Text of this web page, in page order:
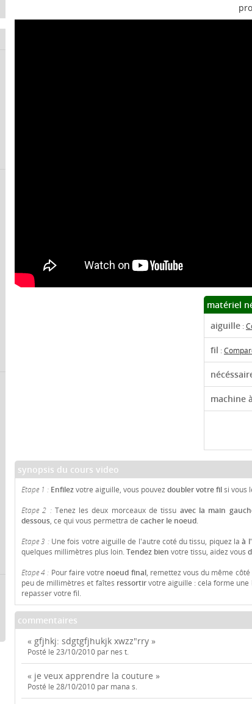
matériel
aiguille :
fil :
machine
synopsis du cours video
Etape 1 : Enfilezvotre aiguille, vous pouvez doubler votre filsi vous
Etape 2 :Tenez les deux morceaux de tissu avec la main
dessous, ce qui vous permettra de cacher le noeud.
Etape 3 :Une fois votre aiguille de l'autre coté du tissu, piquez laà
quelques millimètres plus loin. Tendez bien votre tissu, aidez vous
Etape 4 : Pour faire votre noeud final, remettez vous du même
peu de millimètres et faîtes ressortirvotre aiguille : cela forme une
repasser votre fil.
commentaires
« gfjhkj: sdgtgfjhukjk xwzz"rry »
Posté le 23/10/2010 par nes t.
« je veux apprendre la couture »
Posté le 28/10/2010 par mana s.